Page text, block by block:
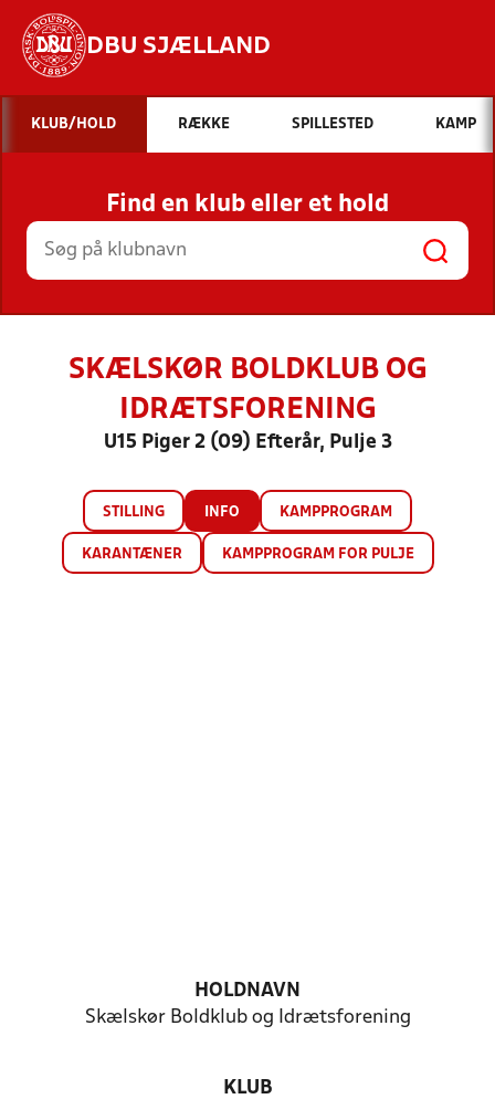
DBU SJÆLLAND
Hvad vil du søge efter?
INDHOLD OG NYHEDER
STILLINGER, RESULTATER, KLUBBER OG
HOLD
KLUB/HOLD RÆKKE SPILLESTED KAMP
Find en klub eller et hold
SKÆLSKØR BOLDKLUB OG
IDRÆTSFORENING
U15 Piger 2 (09) Efterår, Pulje 3
STILLING INFO KAMPPROGRAM
KARANTÆNER KAMPPROGRAM FOR PULJE
HOLDNAVN
Skælskør Boldklub og Idrætsforening
KLUB